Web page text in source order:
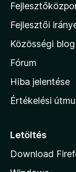
i
l
a
h
o
l
p
á
Fejlesztői
Közösségi blog
Fórum
Hiba jelentése
Értékelési
Letöltés
Download